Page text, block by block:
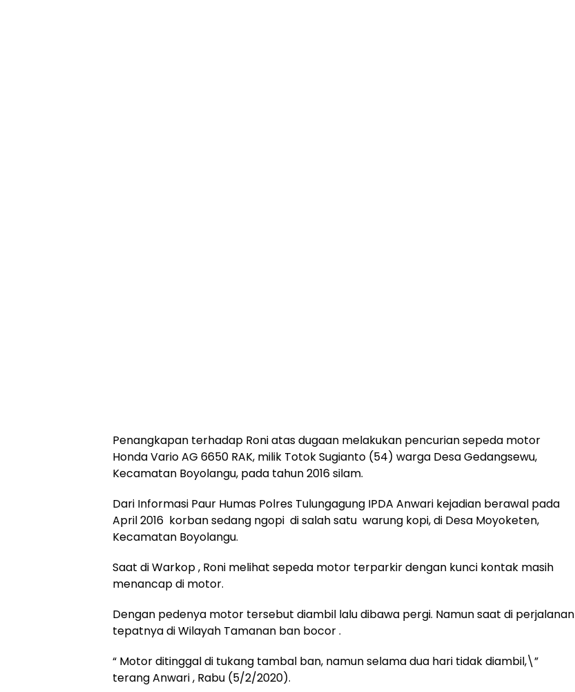
Penangkapan terhadap Roni atas dugaan melakukan pencurian sepeda motor
Honda Vario AG 6650 RAK, milik Totok Sugianto (54) warga Desa Gedangsewu,
Kecamatan Boyolangu, pada tahun 2016 silam.
Dari Informasi Paur Humas Polres Tulungagung IPDA Anwari kejadian berawal pada
April 2016 korban sedang ngopi di salah satu warung kopi, di Desa Moyoketen,
Kecamatan Boyolangu.
Saat di Warkop , Roni melihat sepeda motor terparkir dengan kunci kontak masih
menancap di motor.
Dengan pedenya motor tersebut diambil lalu dibawa pergi. Namun saat di perjalanan
tepatnya di Wilayah Tamanan ban bocor .
“ Motor ditinggal di tukang tambal ban, namun selama dua hari tidak diambil,\”
terang Anwari , Rabu (5/2/2020).